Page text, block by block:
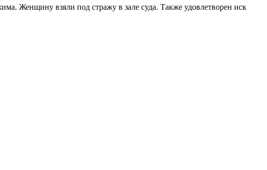
Женщину взяли под стражу в зале суда. Также удовлетворен иск